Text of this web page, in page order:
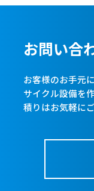
お問い合
お客様のお手元
サイクル設備を作
積りはお気軽に